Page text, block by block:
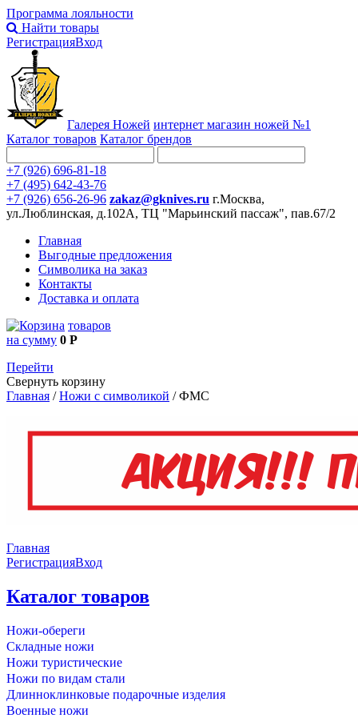
Программа лояльности
Найти товары
РегистрацияВход
Галерея Ножей интернет магазин ножей №1
Каталог товаров Каталог брендов
+7 (926) 696-81-18
+7 (495) 642-43-76
+7 (926) 656-26-96 zakaz@gknives.ru г.Москва,
ул.Люблинская, д.102А, ТЦ "Марьинский пассаж", пав.67/2
Главная
Выгодные предложения
Символика на заказ
Контакты
Доставка и оплата
товаров
на сумму 0 Р
Перейти
Свернуть корзину
Главная /Ножи с символикой /ФМС
Главная
РегистрацияВход
Каталог товаров
Ножи-обереги
Складные ножи
Ножи туристические
Ножи по видам стали
Длинноклинковые подарочные изделия
Военные ножи